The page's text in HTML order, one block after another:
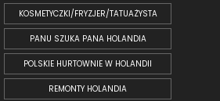
KOSMETYCZKI/FRYZJER/TATUAŻYSTA
PANU SZUKA PANA HOLANDIA
POLSKIE HURTOWNIE W HOLANDII
REMONTY HOLANDIA